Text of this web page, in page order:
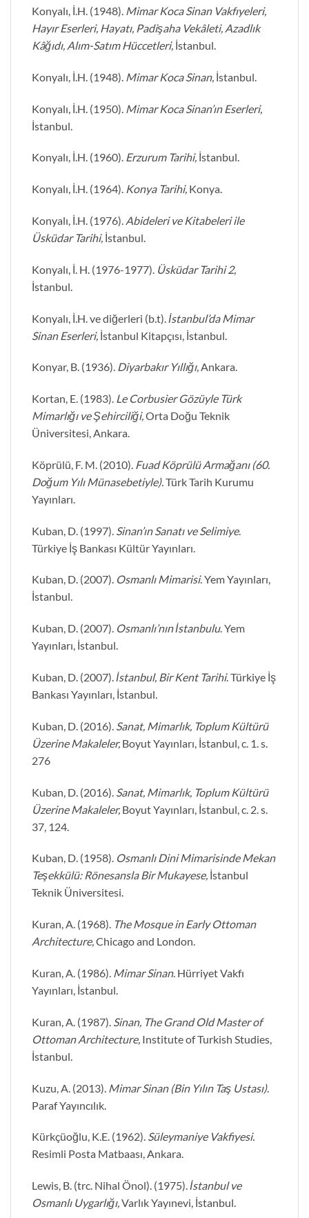
Konyalı, İ.H. (1948). Mimar Koca Sinan Vakfıyeleri,
Hayır Eserleri, Hayatı, Padişaha Vekâleti, Azadlık
Kâğıdı, Alım-Satım Hüccetleri, İstanbul.
Konyalı, İ.H. (1948). Mimar Koca Sinan, İstanbul.
Konyalı, İ.H. (1950). Mimar Koca Sinan’ın Eserleri,
İstanbul.
Konyalı, İ.H. (1960). Erzurum Tarihi, İstanbul.
Konyalı, İ.H. (1964). Konya Tarihi, Konya.
Konyalı, İ.H. (1976). Abideleri ve Kitabeleri ile
Üsküdar Tarihi,İstanbul.
Konyalı, İ. H. (1976-1977). Üsküdar Tarihi 2,
İstanbul.
Konyalı, İ.H. ve diğerleri (b.t). İstanbul’da Mimar
Sinan Eserleri, İstanbul Kitapçısı, İstanbul.
Konyar, B. (1936). Diyarbakır Yıllığı,Ankara.
Kortan, E. (1983). Le Corbusier Gözüyle Türk
Mimarlığı ve Şehirciliği,Orta Doğu Teknik
Üniversitesi, Ankara.
Köprülü, F. M. (2010). Fuad Köprülü Armağanı (60.
Doğum Yılı Münasebetiyle).Türk Tarih Kurumu
Yayınları.
Kuban, D. (1997). Sinan’ın Sanatı ve Selimiye.
Türkiye İş Bankası Kültür Yayınları.
Kuban, D. (2007). Osmanlı Mimarisi. Yem Yayınları,
İstanbul.
Kuban, D. (2007). Osmanlı’nın İstanbulu. Yem
Yayınları, İstanbul.
Kuban, D. (2007). İstanbul, Bir Kent Tarihi. Türkiye İş
Bankası Yayınları, İstanbul.
Kuban, D. (2016). Sanat, Mimarlık, Toplum Kültürü
Üzerine Makaleler,Boyut Yayınları, İstanbul, c. 1. s.
276
Kuban, D. (2016). Sanat, Mimarlık, Toplum Kültürü
Üzerine Makaleler,Boyut Yayınları, İstanbul, c. 2. s.
37, 124.
Kuban, D. (1958). Osmanlı Dini Mimarisinde Mekan
Teşekkülü: Rönesansla Bir Mukayese, İstanbul
Teknik Üniversitesi.
Kuran, A. (1968). The Mosque in Early Ottoman
Architecture,Chicago and London.
Kuran, A. (1986). Mimar Sinan. Hürriyet Vakfı
Yayınları, İstanbul.
Kuran, A. (1987). Sinan, The Grand Old Master of
Ottoman Architecture, Institute of Turkish Studies,
İstanbul.
Kuzu, A. (2013). Mimar Sinan (Bin Yılın Taş Ustası).
Paraf Yayıncılık.
Kürkçüoğlu, K.E. (1962). Süleymaniye Vakfiyesi.
Resimli Posta Matbaası, Ankara.
Lewis, B. (trc. Nihal Önol). (1975).İstanbul ve
Osmanlı Uygarlığı,Varlık Yayınevi, İstanbul.